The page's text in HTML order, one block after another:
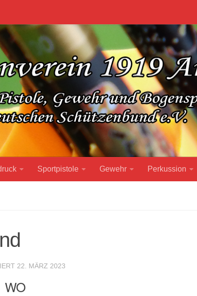
Sportpistole Gewehr Perkussion
22. MÄRZ 2023
WO